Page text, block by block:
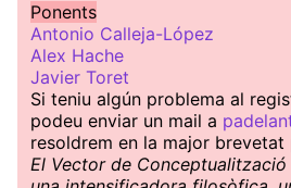
Ponents
Antonio Calleja-López
Alex Hache
Javier Toret
Si teniu algún problema al
podeu enviar un mail a
resoldrem en la major brevetat
El Vector de